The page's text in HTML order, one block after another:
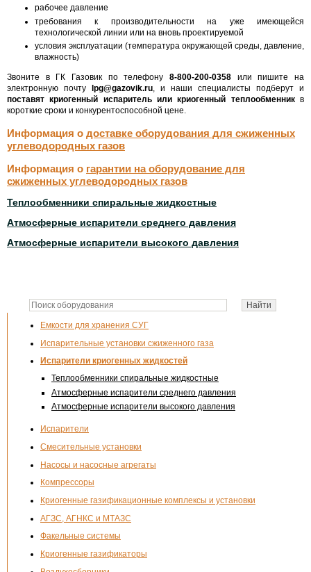
Емкости для хранения СУГ
Испарительные установки сжиженного газа
Испарители криогенных жидкостей
Теплообменники спиральные жидкостные
Атмосферные испарители среднего давления
Атмосферные испарители высокого давления
Испарители
Смесительные установки
Насосы и насосные агрегаты
Компрессоры
Криогенные газификационные комплексы и установки
АГЗС, АГНКС и МТАЗС
Факельные системы
Криогенные газификаторы
рабочее давление
требования к производительности на уже имеющейся
технологической линии или на вновь проектируемой
условия эксплуатации (температура окружающей среды, давление,
влажность)
Звоните в ГК Газовик по телефону 8-800-200-0358 или пишите на
электронную почту lpg@gazovik.ru, и наши специалисты подберут и
поставят криогенный испаритель или криогенный теплообменникв
короткие сроки и конкурентоспособной цене.
Информация о доставке оборудования для сжиженных
углеводородных газов
Информация о гарантии на оборудование для
сжиженных углеводородных газов
Теплообменники спиральные жидкостные
Атмосферные испарители среднего давления
Атмосферные испарители высокого давления